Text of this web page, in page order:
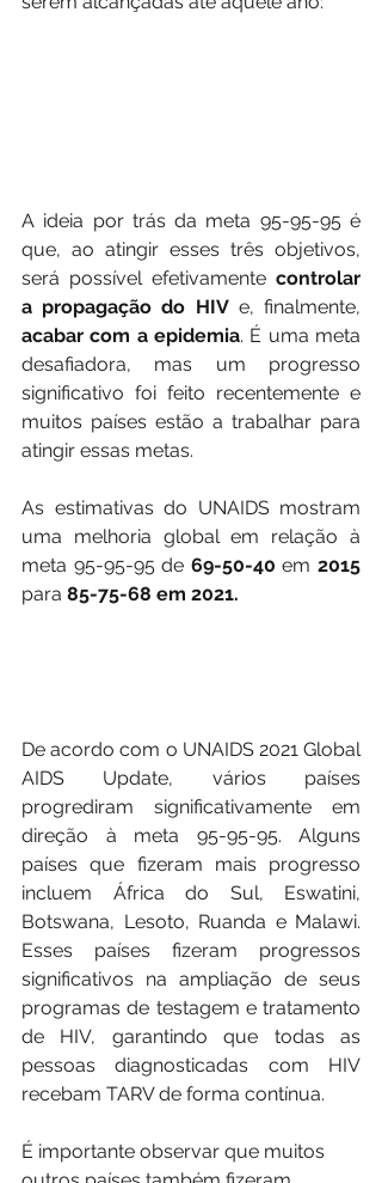
A ideia por trás da meta 95-95-95 é
que, ao atingir esses três objetivos,
será possível efetivamente controlar
a propagação do HIV e, finalmente,
acabar com a epidemia. É uma meta
desafiadora, mas um progresso
significativo foi feito recentemente e
muitos países estão a trabalhar para
atingir essas metas.
As estimativas do UNAIDS mostram
uma melhoria global em relação à
meta 95-95-95 de 69-50-40 em 2015
para 85-75-68 em 2021.
De acordo com o UNAIDS 2021 Global
AIDS Update, vários países
progrediram significativamente em
direção à meta 95-95-95. Alguns
países que fizeram mais progresso
incluem África do Sul, Eswatini,
Botswana, Lesoto, Ruanda e Malawi.
Esses países fizeram progressos
significativos na ampliação de seus
programas de testagem e tratamento
de HIV, garantindo que todas as
pessoas diagnosticadas com HIV
recebam TARV de forma contínua.
É importante observar que muitos